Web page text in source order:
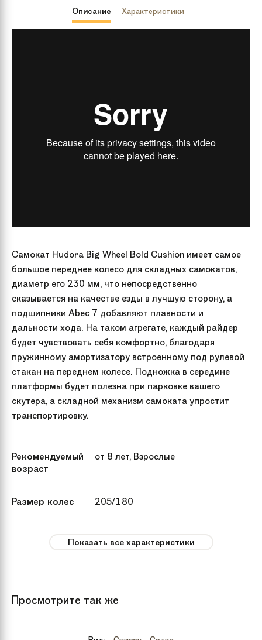
Описание Характеристики
Самокат Hudora Big Wheel Bold Cushion имеет самое
большое переднее колесо для складных самокатов,
диаметр его 230 мм, что непосредственно
сказывается на качестве езды в лучшую сторону, а
подшипники Abec 7 добавляют плавности и
дальности хода. На таком агрегате, каждый райдер
будет чувствовать себя комфортно, благодаря
пружинному амортизатору встроенному под рулевой
стакан на переднем колесе. Подножка в середине
платформы будет полезна при парковке вашего
скутера, а складной механизм самоката упростит
транспортировку.
Рекомендуемый
возраст
от 8 лет, Взрослые
Размер колес 205/180
Показать все характеристики
Просмотрите так же